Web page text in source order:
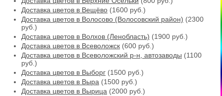
Доставка цветов в Вещёво (1600 руб.)
Доставка цветов в Волосово (Волосовский район) (2300
руб.)
Доставка цветов в Волхов (Ленобласть) (1900 руб.)
Доставка цветов в Всеволожск (600 руб.)
Доставка цветов в Всеволожский р-н, автозаводы (1100
руб.)
Доставка цветов в Выборг (1500 руб.)
Доставка цветов в Выра (1500 руб.)
Доставка цветов в Вырица (2000 руб.)